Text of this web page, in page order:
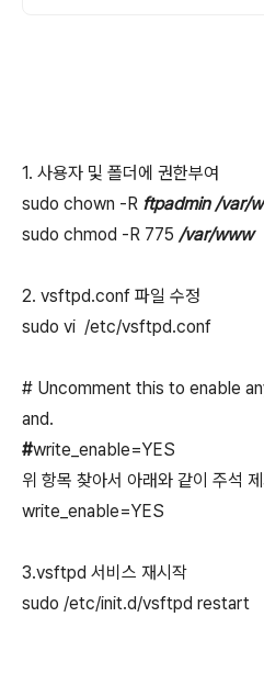
1. 사용자 및 폴더에 권한부여
sudo chown -R ftpadmin /var/
sudo chmod -R 775 /var/www
2. vsftpd.conf 파일 수정
sudo vi /etc/vsftpd.conf
# Uncomment this to enable
and.
#write_enable=YES
위 항목 찾아서 아래와 같이 주석
write_enable=YES
3.vsftpd 서비스 재시작
sudo /etc/init.d/vsftpd restart